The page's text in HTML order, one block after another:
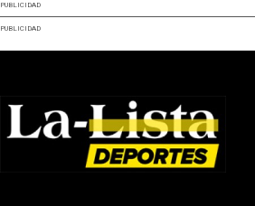
PUBLICIDAD
PUBLICIDAD